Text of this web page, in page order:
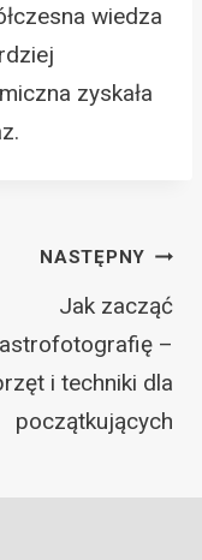
wiedza
zyskała
NASTĘPNY
Jak zacząć
astrofotografię –
i techniki dla
początkujących